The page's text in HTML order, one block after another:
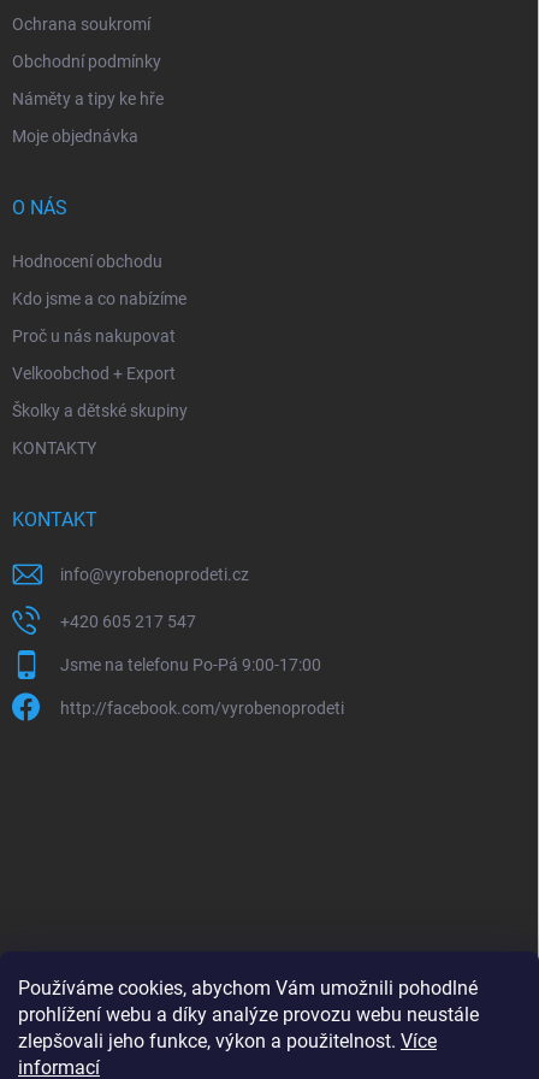
Používáme cookies, abychom Vám umožnili pohodlné
prohlížení webu a díky analýze provozu webu neustále
zlepšovali jeho funkce, výkon a použitelnost. Více
informací
Ochrana soukromí
Obchodní podmínky
Náměty a tipy ke hře
Moje objednávka
O NÁS
Hodnocení obchodu
Kdo jsme a co nabízíme
Proč u nás nakupovat
Velkoobchod + Export
Školky a dětské skupiny
KONTAKTY
KONTAKT
info@vyrobenoprodeti.cz
+420 605 217 547
Jsme na telefonu Po-Pá 9:00-17:00
http://facebook.com/vyrobenoprodeti
B2B shop pro obchodníky - www.krokido.cz